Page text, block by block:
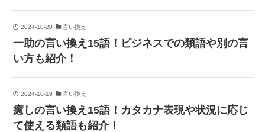
2024-10-20 言い換え
一助の言い換え15語！ビジネスでの類語や別の言
い方も紹介！
2024-10-19 言い換え
癒しの言い換え15語！カタカナ表現や状況に応じ
て使える類語も紹介！